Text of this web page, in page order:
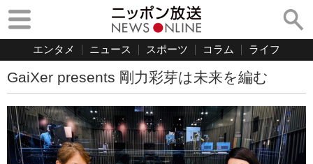
エンタメ ニュース スポーツ コラム ライフ
GaiXer presents 剛力彩芽は未来を編む